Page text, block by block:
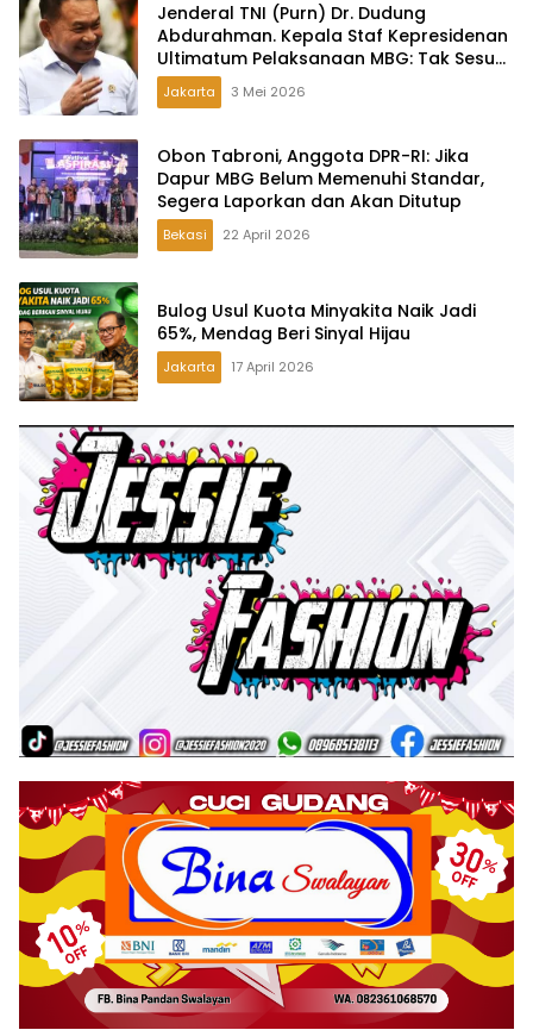
Jenderal TNI (Purn) Dr. Dudung
Abdurahman. Kepala Staf Kepresidenan
Ultimatum Pelaksanaan MBG: Tak Sesuai
Aturan di Lapangan, Akan Dibabat
Jakarta 3 Mei 2026
Obon Tabroni, Anggota DPR-RI: Jika
Dapur MBG Belum Memenuhi Standar,
Segera Laporkan dan Akan Ditutup
Bekasi 22 April 2026
Bulog Usul Kuota Minyakita Naik Jadi
65%, Mendag Beri Sinyal Hijau
Jakarta 17 April 2026